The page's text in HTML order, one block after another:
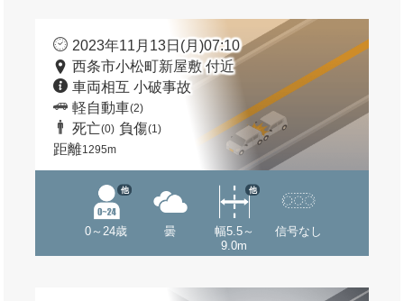
2023年11月13日(月)07:10
西条市小松町新屋敷 付近
車両相互 小破事故
軽自動車(2)
死亡(0) 負傷(1)
距離1295m
0～24歳
他
曇
幅5.5～
9.0m
他
信号なし